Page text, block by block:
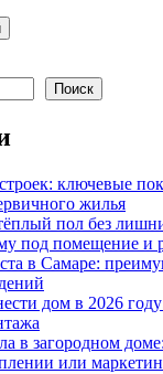
Поиск
ключевые
жилья
пол без
под помещение и
в Самаре:
дом в 2026
в загородном
или